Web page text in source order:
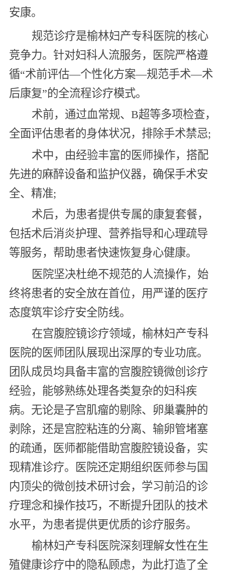
安康。
规范诊疗是榆林妇产专科医院的核心
竞争力。针对妇科人流服务，医院严格遵
循“术前评估—个性化方案—规范手术—术
后康复”的全流程诊疗模式。
术前，通过血常规、B超等多项检查，
全面评估患者的身体状况，排除手术禁忌;
术中，由经验丰富的医师操作，搭配
先进的麻醉设备和监护仪器，确保手术安
全、精准;
术后，为患者提供专属的康复套餐，
包括术后消炎护理、营养指导和心理疏导
等服务，帮助患者快速恢复身心健康。
医院坚决杜绝不规范的人流操作，始
终将患者的安全放在首位，用严谨的医疗
态度筑牢诊疗安全防线。
在宫腹腔镜诊疗领域，榆林妇产专科
医院的医师团队展现出深厚的专业功底。
团队成员均具备丰富的宫腹腔镜微创诊疗
经验，能够熟练处理各类复杂的妇科疾
病。无论是子宫肌瘤的剔除、卵巢囊肿的
剥除，还是宫腔粘连的分离、输卵管堵塞
的疏通，医师都能借助宫腹腔镜设备，实
现精准诊疗。医院还定期组织医师参与国
内顶尖的微创技术研讨会，学习前沿的诊
疗理念和操作技巧，不断提升团队的技术
水平，为患者提供更优质的诊疗服务。
榆林妇产专科医院深刻理解女性在生
殖健康诊疗中的隐私顾虑，为此打造了全